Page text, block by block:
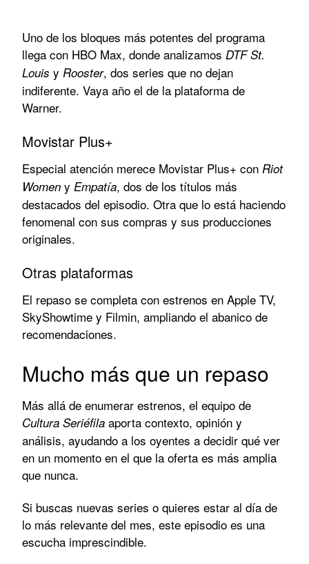
Uno de los bloques más potentes del programa
llega con HBO Max, donde analizamos DTF St.
Louis y Rooster, dos series que no dejan
indiferente. Vaya año el de la plataforma de
Warner.
Movistar Plus+
Especial atención merece Movistar Plus+ con Riot
Women y Empatía, dos de los títulos más
destacados del episodio. Otra que lo está haciendo
fenomenal con sus compras y sus producciones
originales.
Otras plataformas
El repaso se completa con estrenos en Apple TV,
SkyShowtime y Filmin, ampliando el abanico de
recomendaciones.
Mucho más que un repaso
Más allá de enumerar estrenos, el equipo de
Cultura Seriéfila aporta contexto, opinión y
análisis, ayudando a los oyentes a decidir qué ver
en un momento en el que la oferta es más amplia
que nunca.
Si buscas nuevas series o quieres estar al día de
lo más relevante del mes, este episodio es una
escucha imprescindible.